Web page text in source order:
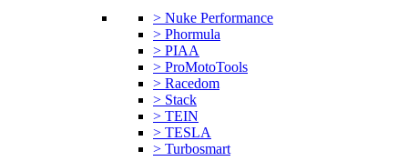
> Nuke Performance
> Phormula
> PIAA
> ProMotoTools
> Racedom
> Stack
> TEIN
> TESLA
> Turbosmart